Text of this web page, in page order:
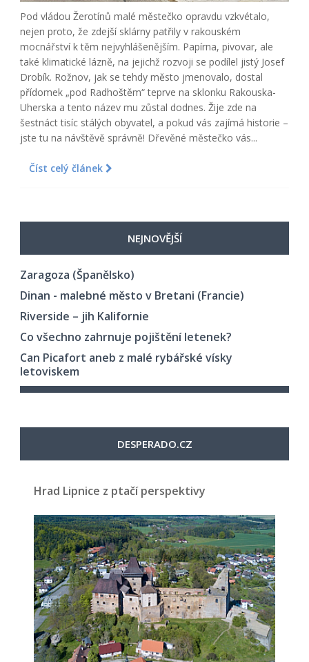
Pod vládou Žerotínů malé městečko opravdu vzkvétalo,
nejen proto, že zdejší sklárny patřily v rakouském
mocnářství k těm nejvyhlášenějším. Papírna, pivovar, ale
také klimatické lázně, na jejichž rozvoji se podílel jistý Josef
Drobík. Rožnov, jak se tehdy město jmenovalo, dostal
přídomek „pod Radhoštěm“ teprve na sklonku Rakouska-
Uherska a tento název mu zůstal dodnes. Žije zde na
šestnáct tisíc stálých obyvatel, a pokud vás zajímá historie –
jste tu na návštěvě správně! Dřevěné městečko vás...
Číst celý článek
NEJNOVĚJŠÍ
Zaragoza (Španělsko)
Dinan - malebné město v Bretani (Francie)
Riverside – jih Kalifornie
Co všechno zahrnuje pojištění letenek?
Can Picafort aneb z malé rybářské vísky
letoviskem
DESPERADO.CZ
Hrad Lipnice z ptačí perspektivy